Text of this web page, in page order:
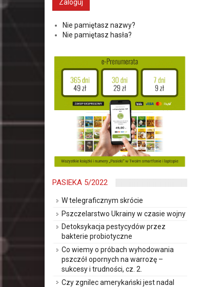
Nie pamiętasz nazwy?
Nie pamiętasz hasła?
PASIEKA 5/2022
W telegraficznym skrócie
Pszczelarstwo Ukrainy w czasie wojny
Detoksykacja pestycydów przez
bakterie probiotyczne
Co wiemy o próbach wyhodowania
pszczół opornych na warrozę –
sukcesy i trudności, cz. 2.
Czy zgnilec amerykański jest nadal